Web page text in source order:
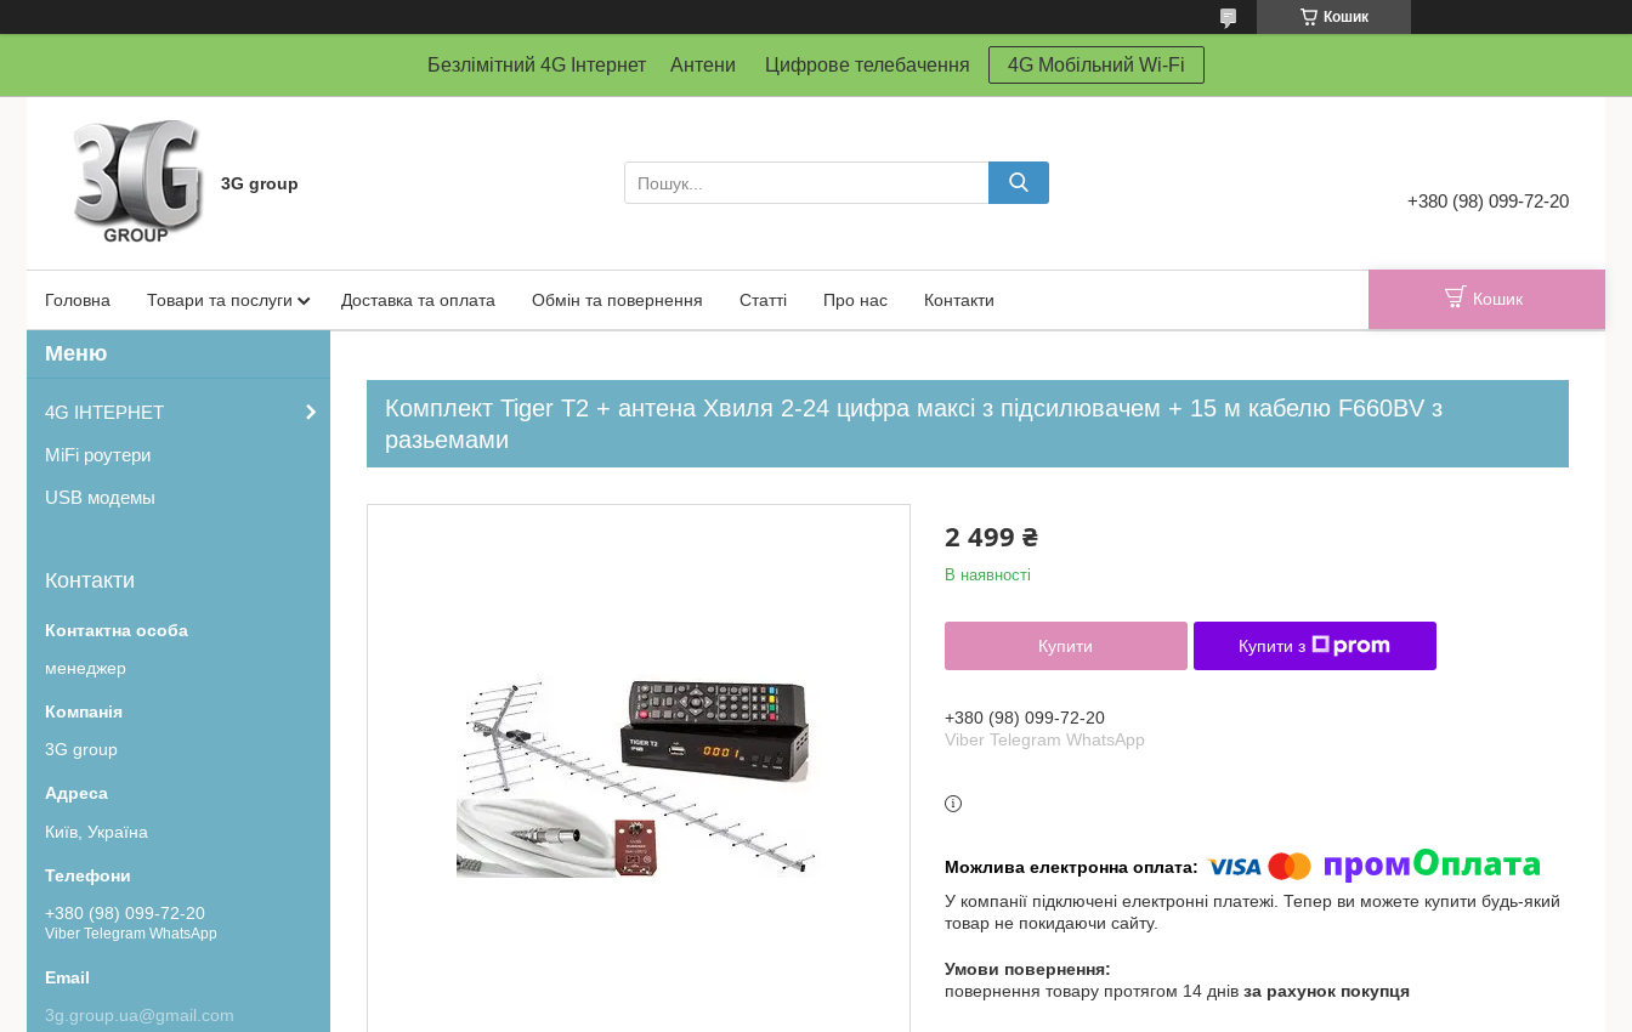
Кошик
Безлімітний 4G Інтернет Антени Цифрове телебачення 4G Мобільний Wi-Fi
3G group
+380 (98) 099-72-20
Головна Товари та послуги Доставка та оплата Обмін та повернення Статті Про нас Контакти Кошик
Комплект Tiger T2 + антена Хвиля 2-24 цифра максі з підсилювачем + 15 м кабелю F660BV з
разьемами
2 499 ₴
В наявності
Купити Купити з
+380 (98) 099-72-20
Viber Telegram WhatsApp
У компанії підключені електронні платежі. Тепер ви можете купити будь-який
товар не покидаючи сайту.
повернення товару протягом 14 днів за рахунок покупця
4G ІНТЕРНЕТ
MiFi роутери
USB модемы
Контакти
менеджер
3G group
Київ, Україна
+380 (98) 099-72-20
Viber Telegram WhatsApp
3g.group.ua@gmail.com